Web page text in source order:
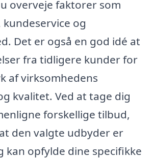
overveje faktorer som
og
Det er også en god idé at
fra tidligere kunder for
af virksomhedens
kvalitet. Ved at tage dig
forskellige tilbud,
den valgte udbyder er
kan opfylde dine specifikke